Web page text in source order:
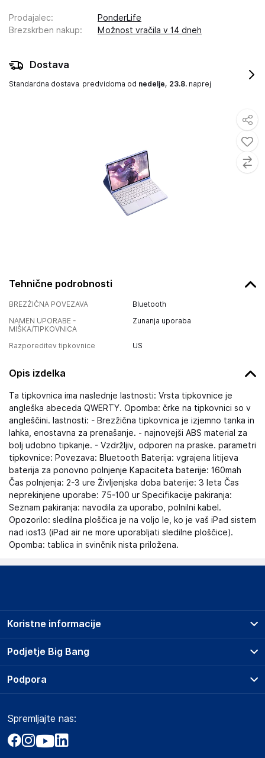
Tehnične podrobnosti
BREZŽIČNA POVEZAVA
Bluetooth
NAMEN UPORABE -
MIŠKA/TIPKOVNICA
Zunanja uporaba
Razporeditev tipkovnice US
Opis izdelka
Ta tipkovnica ima naslednje lastnosti: Vrsta tipkovnice je
angleška abeceda QWERTY. Opomba: črke na tipkovnici so v
angleščini. lastnosti: - Brezžična tipkovnica je izjemno tanka in
lahka, enostavna za prenašanje. - najnovejši ABS material za
bolj udobno tipkanje. - Vzdržljiv, odporen na praske. parametri
tipkovnice: Povezava: Bluetooth Baterija: vgrajena litijeva
baterija za ponovno polnjenje Kapaciteta baterije: 160mah
Čas polnjenja: 2-3 ure Življenjska doba baterije: 3 leta Čas
neprekinjene uporabe: 75-100 ur Specifikacije pakiranja:
Seznam pakiranja: navodila za uporabo, polnilni kabel.
Opozorilo: sledilna ploščica je na voljo le, ko je vaš iPad sistem
nad ios13 (iPad air ne more uporabljati sledilne ploščice).
Opomba: tablica in svinčnik nista priložena.
Prodajalec:
PonderLife
Brezskrben nakup: Možnost vračila v 14 dneh
Dostava
Standardna dostava predvidoma od nedelje, 23.8. naprej
Podjetje Big Bang
O podjetju
Obvestila za javnost
Akt o digitalnih storitvah
Koristne informacije
Prodajna mesta
Storitve
Dostava, vnos in odvoz
Zavarovanje izdelkov
Podpora
Marketplace
Kako oddati naročilo?
Spremljajte nas: